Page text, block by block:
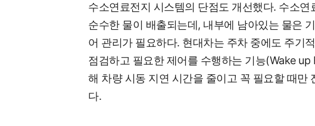
수소연료전지 시스템의 단점도 개선했다. 수소
순수한 물이 배출되는데, 내부에 남아있는 물은
어 관리가 필요하다. 현대차는 주차 중에도 주기
점검하고 필요한 제어를 수행하는 기능(Wake
해 차량 시동 지연 시간을 줄이고 꼭 필요할 때만
다.